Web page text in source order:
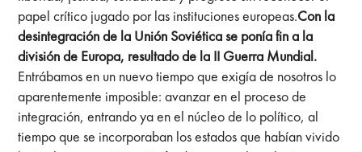
papel crítico jugado por las instituciones europeas.Con la
desintegración de la Unión Soviética se ponía fin a la
división de Europa, resultado de la II Guerra Mundial.
Entrábamos en un nuevo tiempo que exigía de nosotros lo
aparentemente imposible: avanzar en el proceso de
integración, entrando ya en el núcleo de lo político, al
tiempo que se incorporaban los estados que habían vivido